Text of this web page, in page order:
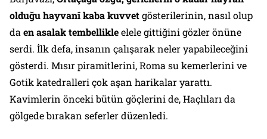
olduğu hayvanî kaba kuvvetgösterilerinin, nasıl olup
da en asalak tembellikleelele gittiğini gözler önüne
serdi. İlk defa, insanın çalışarak neler yapabileceğini
gösterdi. Mısır piramitlerini, Roma su kemerlerini ve
Gotik katedralleri çok aşan harikalar yarattı.
Kavimlerin önceki bütün göçlerini de, Haçlıları da
gölgede bırakan seferler düzenledi.